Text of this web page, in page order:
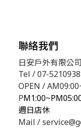
聯絡我們
日安戶外有限公司
Tel / 07-5210938
OPEN /
P
週日店休
Mail /